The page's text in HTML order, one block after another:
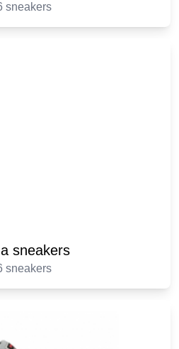
sneakers
sneakers
sneakers